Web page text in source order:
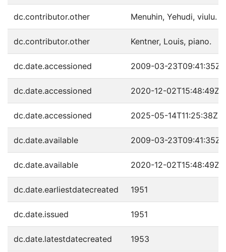
dc.contributor.other Menuhin, Yehudi, viulu.
dc.contributor.other Kentner, Louis, piano.
dc.date.accessioned 2009-03-23T09:41:35Z
dc.date.accessioned 2020-12-02T15:48:49Z
dc.date.accessioned 2025-05-14T11:25:38Z
dc.date.available 2009-03-23T09:41:35Z
dc.date.available 2020-12-02T15:48:49Z
dc.date.earliestdatecreated 1951
dc.date.issued 1951
dc.date.latestdatecreated 1953